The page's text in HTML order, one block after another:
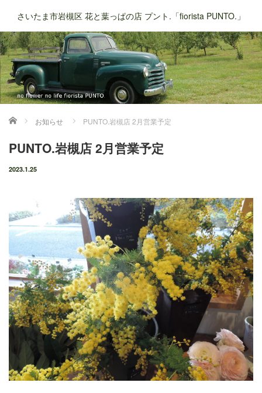
さいたま市岩槻区 花と葉っぱの店 プント.「fiorista PUNTO.」
ホーム お知らせ PUNTO.岩槻店 2月営業予定
PUNTO.岩槻店 2月営業予定
2023.1.25